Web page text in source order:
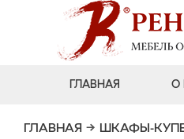
ГЛАВНАЯ О
ГЛАВНАЯ → ШКАФЫ-